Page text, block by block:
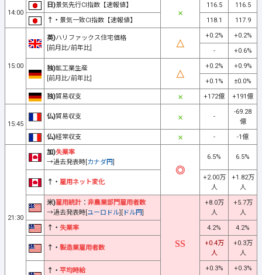
14:00
日)景気先行CI指数【速報値】 116.5
116.5
↑・ 景気一致CI指数【速報値】 118.1 117.9
15:00
英)ハリファックス住宅価格
[前月比/前年比]
+0.2%
+0.2%
-
+0.6%
独)鉱工業生産
[前月比/前年比]
+0.2%
+0.9%
+0.1%
±0.0%
独)貿易収支 +172億 +191億
15:45
仏)貿易収支 -
-69.28
億
仏)経常収支 - -1億
21:30
加)失業率
→過去発表時[カナダ円]
6.5% 6.5%
↑・ 雇用ネット変化
+2.00万
人
+1.82万
人
米)雇用統計 ： 非農業部門雇用者数
→過去発表時[ユーロドル][ ドル円]
+8.0万
人
+5.7万
人
↑・ 失業率 4.2% 4.2%
↑・ 製造業雇用者数
+0.4万
人
+0.3万
人
↑・ 平均時給
+0.3%
+0.3%